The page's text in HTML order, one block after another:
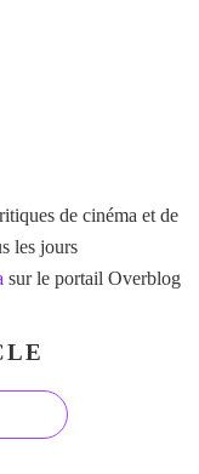
de cinéma et de
les jours
sur le portail Overblog